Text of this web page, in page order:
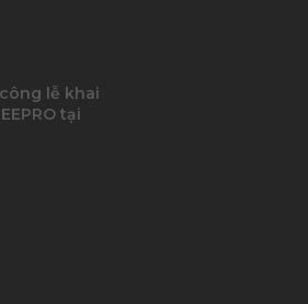
lễ khai
tại